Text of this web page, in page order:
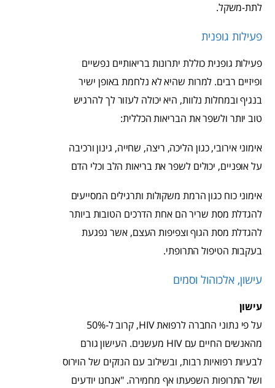
לתת-משקל.
פעילות גופנית
פעילות גופנית כוללת יתרונות בריאותיים נפשיים
ופיזיים רבים. למרות שהיא לא נלחמת באופן ישיר
בנגיף ובמחלות נלוות, היא יכולה לעזור לך להרגיש
טוב יותר ולשפר את הבריאות הכללית:
אימוני אירובי, כגון הליכה, ריצה, שחייה, גינון ורכיבה
על אופניים, יכולים לשפר את בריאות הלב וכלי הדם
אימוני כוח כגון הרמת משקולות ותרגילים המסייעים
להגדלת מסת שריר הם אחת הדרכים הטובות ביותר
להגדלת מסת הגוף וצפיפות העצם, אשר נפגעת
בעקבות הטיפול התרופתי.
עישון, אלכוהול וסמים
עישון
על פי נתוני החברה לרפואת HIV, קרוב ל-50%
מהאנשים החיים עם HIV מעשנים. העישון גורם
לבעיות רפואיות רבות, ובשילוב עם הנזקים של הוירוס
ושל התרופות השפעתו אף מחמירה. "אנחנו יודעים